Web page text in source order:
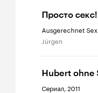
Просто секс!
Ausgerechnet
Jürgen
Hubert ohne
Сериал, 2011